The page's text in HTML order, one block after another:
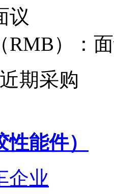
议
）：
近期采购
能件）
企业